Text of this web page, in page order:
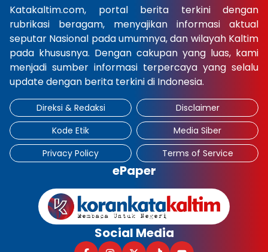
Katakaltim.com, portal berita terkini dengan
rubrikasi beragam, menyajikan informasi aktual
seputar Nasional pada umumnya, dan wilayah Kaltim
pada khususnya. Dengan cakupan yang luas, kami
menjadi sumber informasi terpercaya yang selalu
update dengan berita terkini di Indonesia.
Direksi & Redaksi
Disclaimer
Kode Etik
Media Siber
Privacy Policy
Terms of Service
ePaper
Social Media